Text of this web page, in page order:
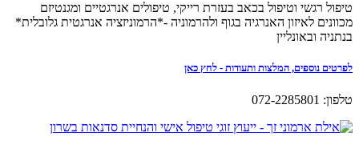
טיפול רגשי וטיפול בכאב בעזרת רייקי, טיפולים אנרגטיים ומגנטיזם
מכוונים לאיזון האנרגיה בגוף ולהרמוניה -*הרמוניזציה אנרגטית גלובלית*
בנתניה ובאונליין
לפרטים נוספים, המלצות ותעודות - לחץ כאן
טלפון: 072-2285801